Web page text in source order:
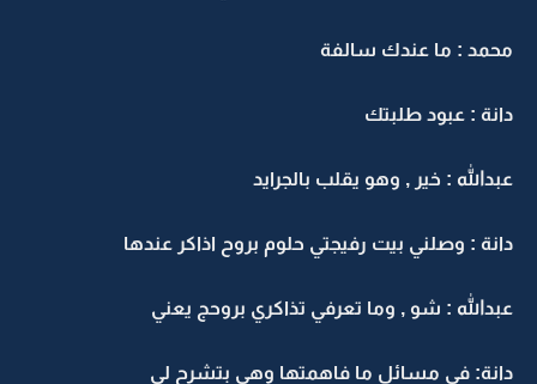
محمد : ما عندك سالفة
دانة : عبود طلبتك
عبدالله : خير , وهو يقلب بالجرايد
دانة : وصلني بيت رفيجتي حلوم بروح اذاكر عندها
عبدالله : شو , وما تعرفي تذاكري بروحج يعني
دانة: في مسائل ما فاهمتها وهي بتشرح لي